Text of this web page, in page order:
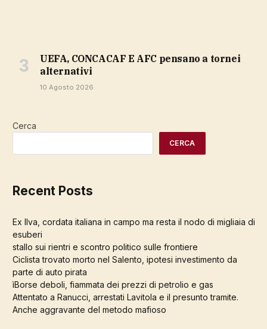
UEFA, CONCACAF E AFC pensano a tornei
alternativi
10 Agosto 2026
Cerca
CERCA
Recent Posts
Ex Ilva, cordata italiana in campo ma resta il nodo di migliaia di
esuberi
stallo sui rientri e scontro politico sulle frontiere
Ciclista trovato morto nel Salento, ipotesi investimento da
parte di auto pirata
ìBorse deboli, fiammata dei prezzi di petrolio e gas
Attentato a Ranucci, arrestati Lavitola e il presunto tramite.
Anche aggravante del metodo mafioso